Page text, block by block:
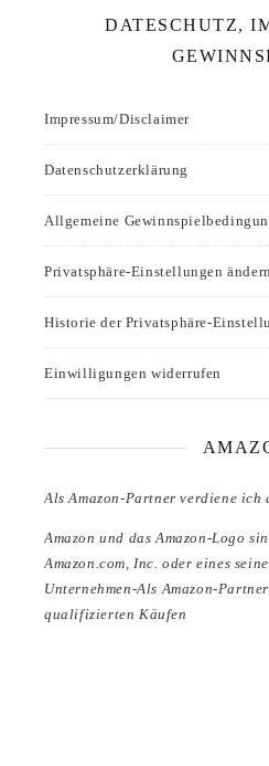
DATESCHUTZ,
Impressum/Disclaimer
Datenschutzerklärung
Allgemeine
Privatsphäre-Einstellungen ändern
Historie der Privatsphäre-
Einwilligungen widerrufen
Als Amazon-Partner verdiene
Amazon und das Amazon-Logo
Amazon.com, Inc. oder eines
Unternehmen-Als Amazon-
qualifizierten Käufen